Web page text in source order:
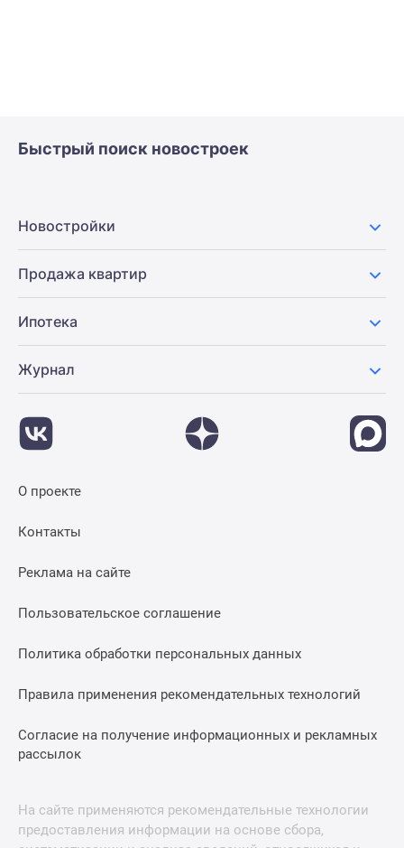
Быстрый поиск новостроек
Новостройки
Продажа квартир
Ипотека
Журнал
О проекте
Контакты
Реклама на сайте
Пользовательское соглашение
Политика обработки персональных данных
Правила применения рекомендательных технологий
Согласие на получение информационных и рекламных
рассылок
На сайте применяются рекомендательные технологии
предоставления информации на основе сбора,